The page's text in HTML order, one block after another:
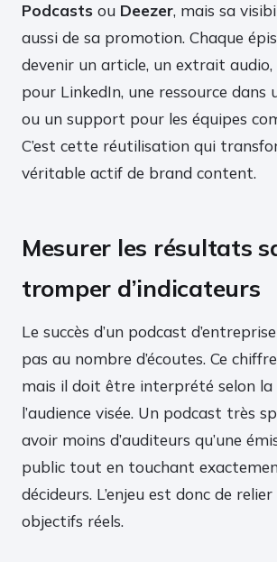
Podcasts ou Deezer, mais sa
aussi de sa promotion. Chaque
devenir un article, un extrait
pour LinkedIn, une ressource dans
ou un support pour les équipes
C’est cette réutilisation qui
véritable actif de brand content.
Mesurer les résultats
tromper d’indicateurs
Le succès d’un podcast
pas au nombre d’écoutes. Ce
mais il doit être interprété selon la
l’audience visée. Un podcast très
avoir moins d’auditeurs qu’une
public tout en touchant
décideurs. L’enjeu est donc de relier
objectifs réels.